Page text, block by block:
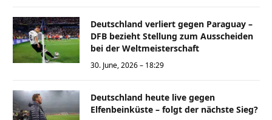
Deutschland verliert gegen Paraguay –
DFB bezieht Stellung zum Ausscheiden
bei der Weltmeisterschaft
30. June, 2026 – 18:29
Deutschland heute live gegen
Elfenbeinküste – folgt der nächste Sieg?